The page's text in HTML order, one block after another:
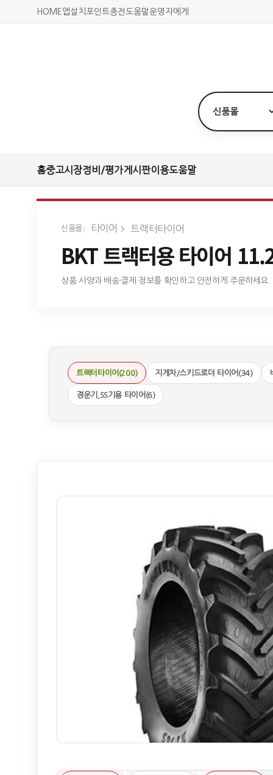
HOME 앱설치 포인트충전도움말운영자에게
홈중고시장정비/평가게시판이용도움말
신품몰 타이어 트랙터타이어
BKT 트랙터용 타이어
상품 사양과 배송·결제 정보를 확인하고 안전하게 주문하세요.
트랙터타이어(200) 지게차/스키드로더 타이어(34)
경운기,SS기용 타이어(6)